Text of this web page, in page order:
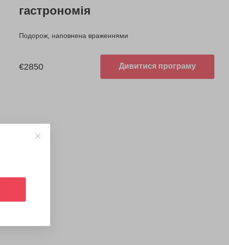
гастрономія
Подорож, наповнена враженнями
€2850 Дивитися програму